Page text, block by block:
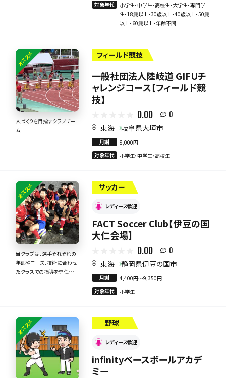
対象年代
小学生・中学生・高校生・大学生・専門学
生・18歳以上・30歳以上・40歳以上・50歳
以上・60歳以上・年齢不問
オススメ
人づくりを目指すクラブチー
ム
フィールド競技
一般社団法人陸岐道 GIFUチ
ャレンジコース【フィールド競
技】
0.00 0
東海 岐阜県大垣市
月謝
8,000円
対象年代
小学生・中学生・高校生
オススメ
当クラブは、選手それぞれの
年齢やニーズ、技術に合わせ
たクラスでの指導を専任のコ
サッカー
レディース歓迎
FACT Soccer Club【伊豆の国
大仁会場】
0.00 0
東海 静岡県伊豆の国市
月謝
4,400円〜9,350円
対象年代
小学生
オススメ 野球
レディース歓迎
infinityベースボールアカデ
ミー